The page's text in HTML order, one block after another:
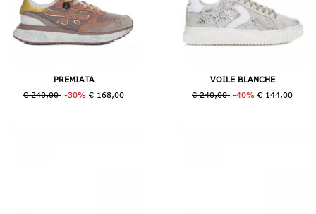
PREMIATA
€ 240,00 -30% € 168,00
VOILE BLANCHE
€ 240,00 -40% € 144,00